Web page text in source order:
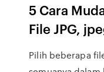
5 Cara
File JPG,
Pilih beberapa